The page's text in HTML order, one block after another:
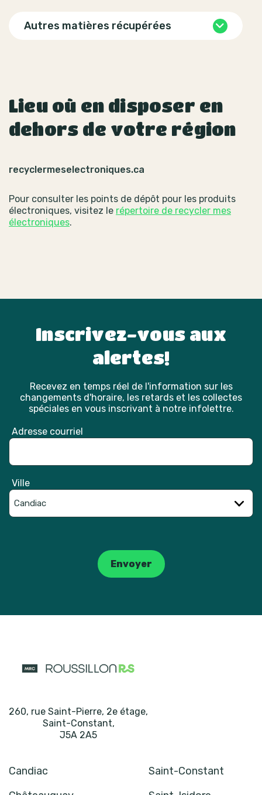
Autres matières récupérées
Lieu où en disposer en
dehors de votre région
recyclermeselectroniques.ca
Pour consulter les points de dépôt pour les produits
électroniques, visitez le répertoire de recycler mes
électroniques.
Inscrivez-vous aux
alertes!
Recevez en temps réel de l'information sur les
changements d'horaire, les retards et les collectes
spéciales en vous inscrivant à notre infolettre.
Adresse courriel
Ville
Envoyer
260, rue Saint-Pierre, 2e étage,
Saint-Constant,
J5A 2A5
Candiac
Saint-Constant